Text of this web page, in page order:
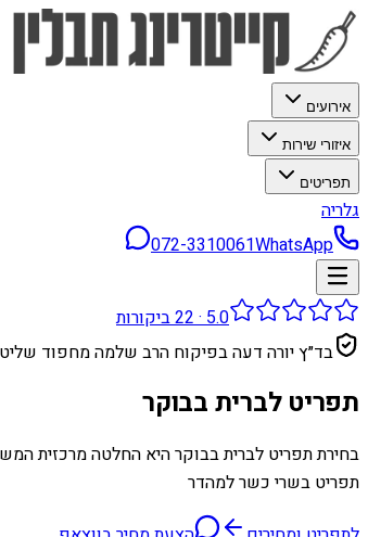
אירועים
איזורי שירות
תפריטים
גלריה
072-3310061WhatsApp
5.0
·
22ביקורות
בד״ץ יורה דעה בפיקוח הרב שלמה מחפוד
תפריט לברית בבוקר
בחירת תפריט לברית בבוקר היא החלטה מרכזית
תפריט בשרי כשר למהדר